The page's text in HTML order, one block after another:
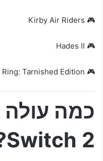
🎮 Kirby Air Riders
🎮 Hades II
🎮 Elden Ring: Tarnished Edition
Switch 2?